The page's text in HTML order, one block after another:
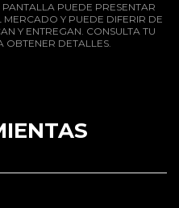
PUEDE PRESENTAR
MERCADO Y PUEDE DIFERIR DE
Y ENTREGAN. CONSULTA TU
OBTENER DETALLES.